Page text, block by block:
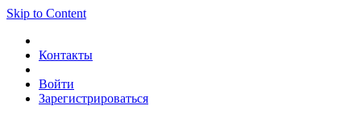
Skip to Content
Контакты
Войти
Зарегистрироваться